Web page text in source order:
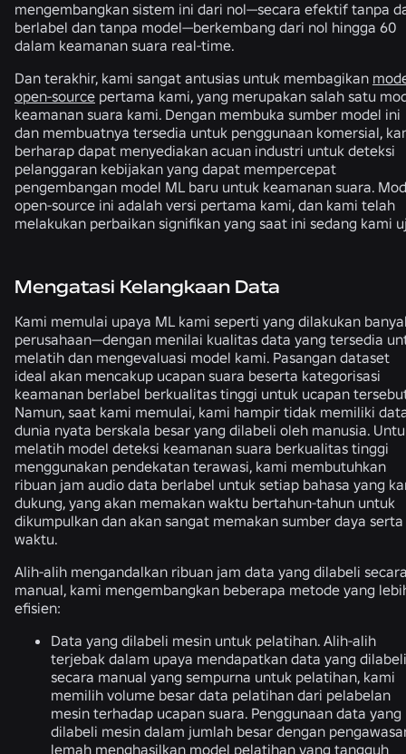
mengembangkan sistem ini dari nol—secara efektif tanpa
berlabel dan tanpa model—berkembang dari nol hingga 60
dalam keamanan suara real-time.
Dan terakhir, kami sangat antusias untuk membagikan
open-source pertama kami, yang merupakan salah satu
keamanan suara kami. Dengan membuka sumber model ini
dan membuatnya tersedia untuk penggunaan komersial,
berharap dapat menyediakan acuan industri untuk deteksi
pelanggaran kebijakan yang dapat mempercepat
pengembangan model ML baru untuk keamanan suara.
open-source ini adalah versi pertama kami, dan kami telah
melakukan perbaikan signifikan yang saat ini sedang kami
Mengatasi Kelangkaan Data
Kami memulai upaya ML kami seperti yang dilakukan
perusahaan—dengan menilai kualitas data yang tersedia
melatih dan mengevaluasi model kami. Pasangan dataset
ideal akan mencakup ucapan suara beserta kategorisasi
keamanan berlabel berkualitas tinggi untuk ucapan
Namun, saat kami memulai, kami hampir tidak memiliki
dunia nyata berskala besar yang dilabeli oleh manusia.
melatih model deteksi keamanan suara berkualitas tinggi
menggunakan pendekatan terawasi, kami membutuhkan
ribuan jam audio data berlabel untuk setiap bahasa yang
dukung, yang akan memakan waktu bertahun-tahun untuk
dikumpulkan dan akan sangat memakan sumber daya serta
waktu.
Alih-alih mengandalkan ribuan jam data yang dilabeli
manual, kami mengembangkan beberapa metode yang
efisien:
Data yang dilabeli mesin untuk pelatihan. Alih-alih
terjebak dalam upaya mendapatkan data yang dilabeli
secara manual yang sempurna untuk pelatihan, kami
memilih volume besar data pelatihan dari pelabelan
mesin terhadap ucapan suara. Penggunaan data yang
dilabeli mesin dalam jumlah besar dengan
lemah menghasilkan model pelatihan yang tangguh